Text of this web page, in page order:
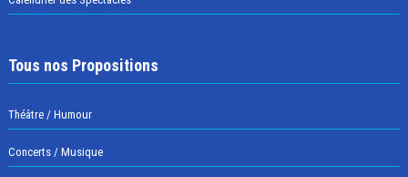
Tous nos Propositions
Théâtre / Humour
Concerts / Musique